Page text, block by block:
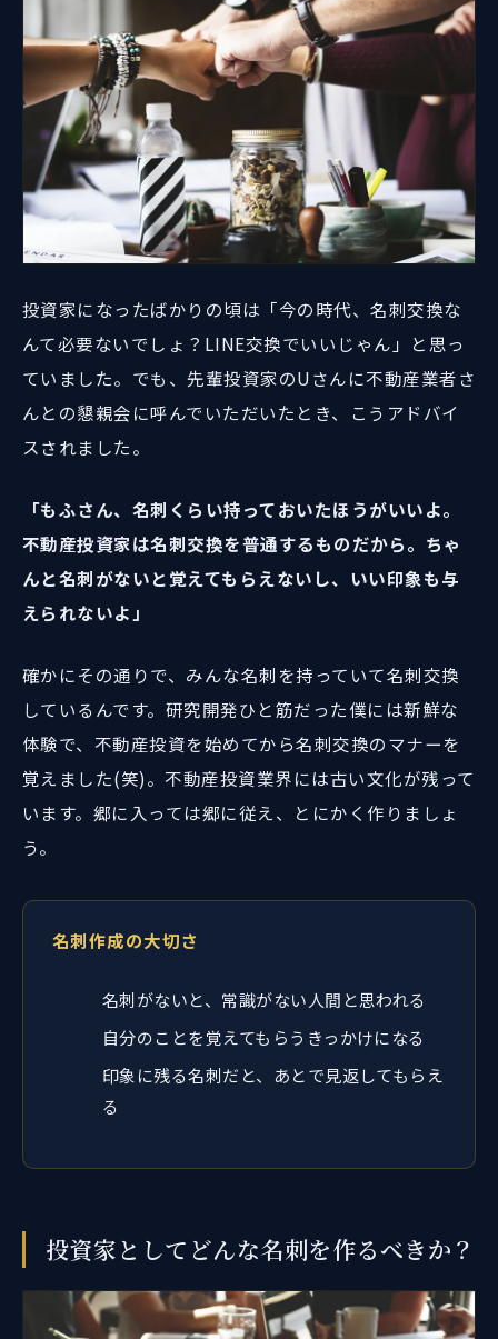
投資家になったばかりの頃は「今の時代、名刺交換な
んて必要ないでしょ？LINE交換でいいじゃん」と思っ
ていました。でも、先輩投資家のUさんに不動産業者さ
んとの懇親会に呼んでいただいたとき、こうアドバイ
スされました。
「もふさん、名刺くらい持っておいたほうがいいよ。
不動産投資家は名刺交換を普通するものだから。ちゃ
んと名刺がないと覚えてもらえないし、いい印象も与
えられないよ」
確かにその通りで、みんな名刺を持っていて名刺交換
しているんです。研究開発ひと筋だった僕には新鮮な
体験で、不動産投資を始めてから名刺交換のマナーを
覚えました(笑)。不動産投資業界には古い文化が残って
います。郷に入っては郷に従え、とにかく作りましょ
う。
名刺作成の大切さ
名刺がないと、常識がない人間と思われる
自分のことを覚えてもらうきっかけになる
印象に残る名刺だと、あとで見返してもらえ
る
投資家としてどんな名刺を作るべきか？